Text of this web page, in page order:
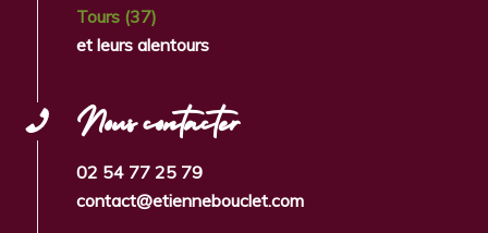
Tours (37)
et leurs alentours
Nous contacter
02 54 77 25 79
contact@etiennebouclet.com